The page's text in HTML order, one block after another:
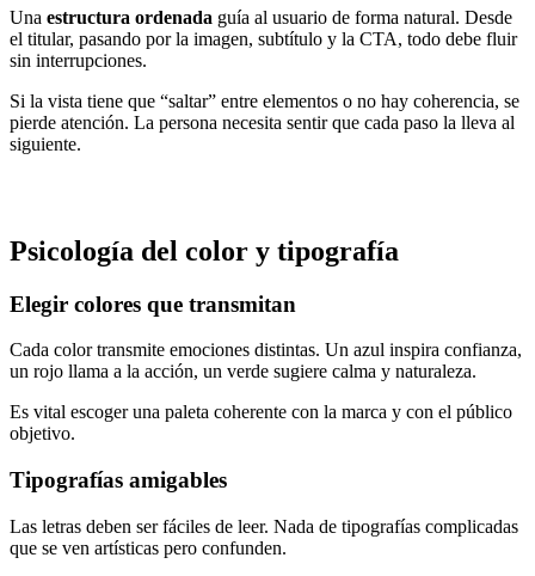
Una estructura ordenada guía al usuario de forma natural. Desde
el titular, pasando por la imagen, subtítulo y la CTA, todo debe fluir
sin interrupciones.
Si la vista tiene que “saltar” entre elementos o no hay coherencia, se
pierde atención. La persona necesita sentir que cada paso la lleva al
siguiente.
Psicología del color y tipografía
Elegir colores que transmitan
Cada color transmite emociones distintas. Un azul inspira confianza,
un rojo llama a la acción, un verde sugiere calma y naturaleza.
Es vital escoger una paleta coherente con la marca y con el público
objetivo.
Tipografías amigables
Las letras deben ser fáciles de leer. Nada de tipografías complicadas
que se ven artísticas pero confunden.